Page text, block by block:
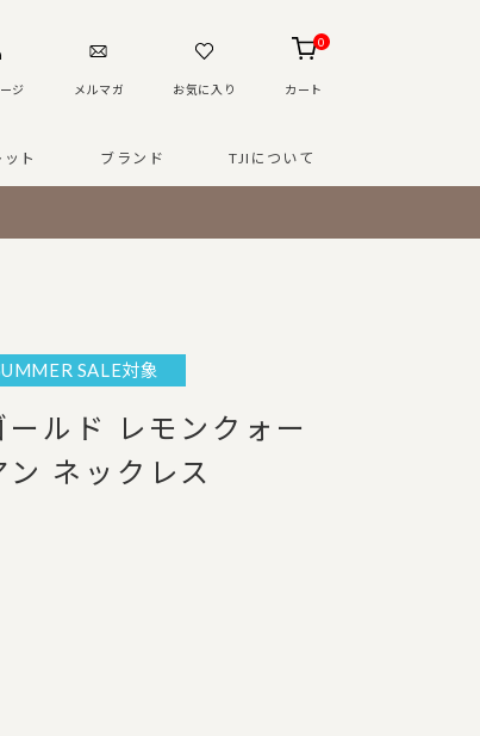
ジ メルマガ お気に入り
0
カート
ト ブランド TJIについて
SALE対象
ルド レモンクォー
ネックレス